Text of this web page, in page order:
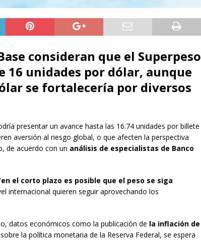
consideran que el Superpeso
16 unidades por dólar, aunque
se fortalecería por diversos
presentar un avance hasta las 16.74 unidades por billete
aversión al riesgo global, o que afecten la perspectiva
de acuerdo con un análisis de especialistas de Banco
en el corto plazo es posible que el peso se siga
internacional quieren seguir aprovechando los
datos económicos como la publicación de la inflación de
la política monetaria de la Reserva Federal, se espera